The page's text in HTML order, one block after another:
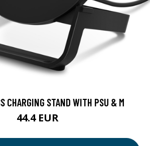
CHARGING STAND WITH PSU & M
44.4 EUR